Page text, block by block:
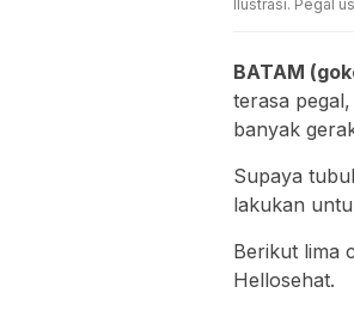
Ilustrasi. Pegal
BATAM
terasa
banyak
Supaya
lakukan
Berikut lima
Hellosehat.